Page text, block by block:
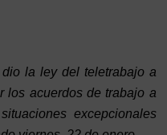
la ley del teletrabajo a
los acuerdos de trabajo a
excepcionales